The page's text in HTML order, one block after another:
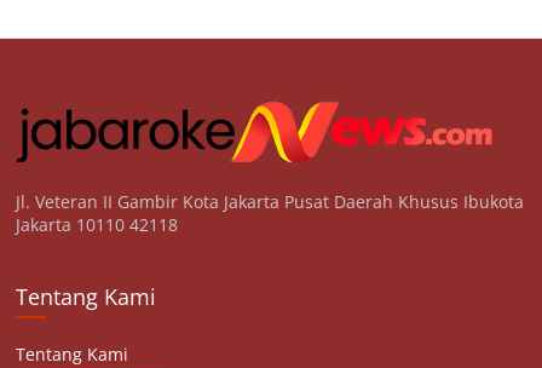
Jl. Veteran II Gambir Kota Jakarta Pusat Daerah Khusus Ibukota
Jakarta 10110 42118
Tentang Kami
Tentang Kami